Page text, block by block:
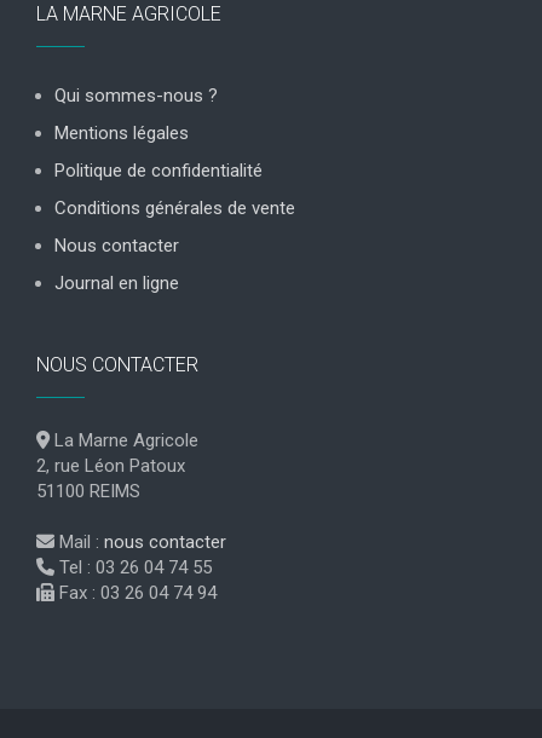
LA MARNE AGRICOLE
Qui sommes-nous ?
Mentions légales
Politique de confidentialité
Conditions générales de vente
Nous contacter
Journal en ligne
NOUS CONTACTER
La Marne Agricole
2, rue Léon Patoux
51100 REIMS
Mail : nous contacter
Tel : 03 26 04 74 55
Fax : 03 26 04 74 94